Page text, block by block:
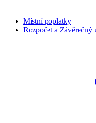
Místní poplatky
Rozpočet a Závěrečný